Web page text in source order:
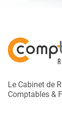
Le Cabinet de
Comptables &